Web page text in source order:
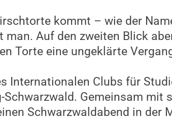
kommt – wie der
man. Auf den zweiten Blick
Torte eine ungeklärte
Internationalen Clubs für
Gemeinsam mit
Schwarzwaldabend in der